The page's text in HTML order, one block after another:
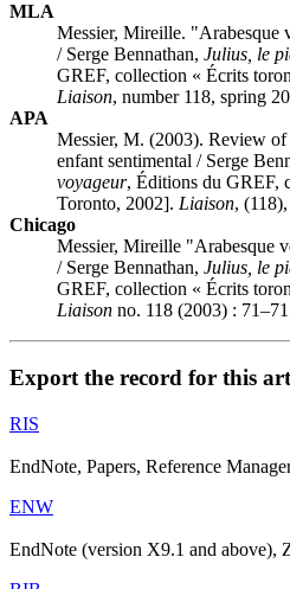
MLA
Messier, Mireille. "Arabesque
/ Serge Bennathan, Julius, le
GREF, collection « Écrits
Liaison, number 118, spring
APA
Messier, M. (2003). Review
enfant sentimental / Serge
voyageur, Éditions du GREF,
Toronto, 2002]. Liaison,
Chicago
Messier, Mireille "Arabesque
/ Serge Bennathan, Julius, le
GREF, collection « Écrits
Liaison no. 118 (2003) :
Export the record for this
RIS
EndNote, Papers, Reference
ENW
EndNote (version X9.1 and above),